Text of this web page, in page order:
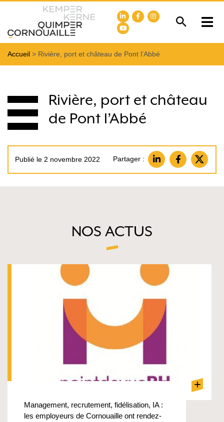
Accueil > Rivière, port et château de Pont l’Abbé
Rivière, port et château
de Pont l’Abbé
Publié le 2 novembre 2022 Partager :
NOS ACTUS
+
Management, recrutement, fidélisation, IA :
les employeurs de Cornouaille ont rendez-